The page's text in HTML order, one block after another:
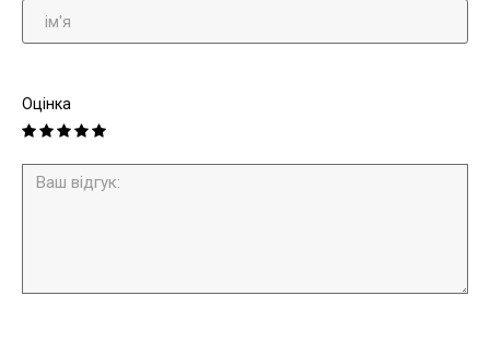
Оцінка